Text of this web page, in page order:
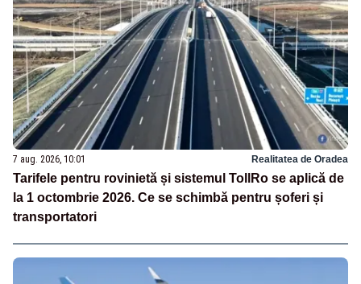
7 aug. 2026, 10:01 Realitatea de Oradea
Tarifele pentru rovinietă și sistemul TollRo se aplică de
la 1 octombrie 2026. Ce se schimbă pentru șoferi și
transportatori